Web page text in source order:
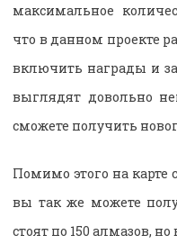
максимальное
что в данном проекте
включить награды и
выглядят довольно
сможете получить
Помимо этого на карте
вы так же можете
стоят по 150 алмазов,